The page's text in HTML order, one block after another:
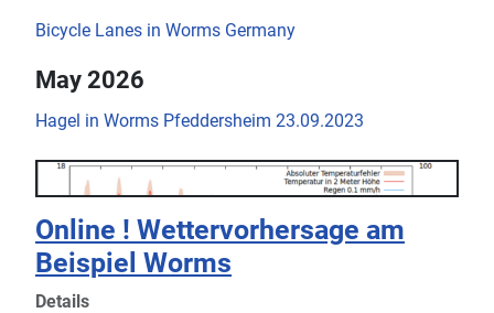
Bicycle Lanes in Worms Germany
May 2026
Hagel in Worms Pfeddersheim 23.09.2023
Online ! Wettervorhersage am
Beispiel Worms
Details